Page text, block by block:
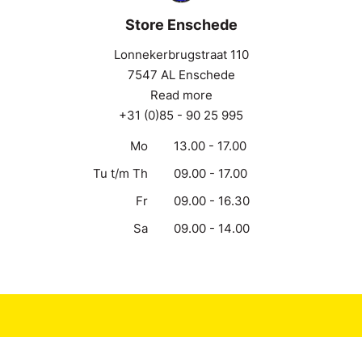
Store Enschede
Lonnekerbrugstraat 110
7547 AL Enschede
Read more
+31 (0)85 - 90 25 995
Mo
13.00 - 17.00
Tu t/m Th
09.00 - 17.00
Fr
09.00 - 16.30
Sa
09.00 - 14.00